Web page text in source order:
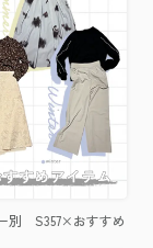
別 S357×おすすめ